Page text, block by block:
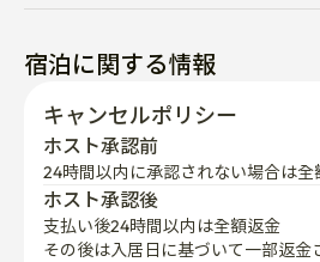
宿泊に関する情報
キャンセルポリシー
ホスト承認前
24時間以内に承認されない場合は全
ホスト承認後
支払い後24時間以内は全額返金
その後は入居日に基づいて一部返金